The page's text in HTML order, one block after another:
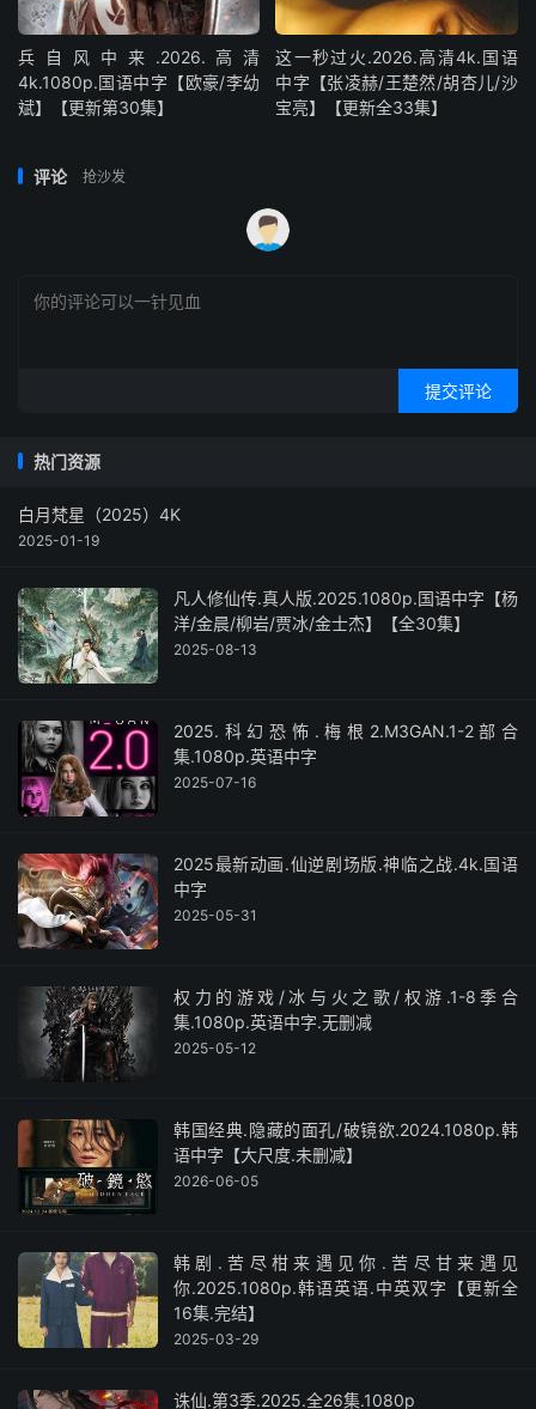
兵自风中来‎.2026.高清
4k.1080p.国语中字【欧豪/李幼
斌】【更新第30集】
这一秒过火.2026.高清4k.国语
中字【张凌赫/王楚然/胡杏儿/沙
宝亮】【更新全33集】
评论 抢沙发
提交评论
热门资源
白月梵星（2025）4K
2025-01-19
凡人修仙传.真人版.2025.1080p.国语中字【杨
洋/金晨/柳岩/贾冰/金士杰】【全30集】
2025-08-13
2025.科幻恐怖.梅根2.M3GAN.1-2部合
集.1080p.英语中字
2025-07-16
2025最新动画.仙逆剧场版.神临之战.4k.国语
中字
2025-05-31
权力的游戏/冰与火之歌/权游.1-8季合
集.1080p.英语中字.无删减
2025-05-12
韩国经典.隐藏的面孔/破镜欲.2024.1080p.韩
语中字【大尺度.未删减】
2026-06-05
韩剧.苦尽柑来遇见你.苦尽甘来遇见
你.2025.1080p.韩语英语.中英双字【更新全
16集.完结】
2025-03-29
诛仙.第3季.2025.全26集.1080p